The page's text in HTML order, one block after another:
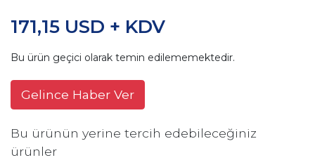
171,15 USD + KDV
Bu ürün geçici olarak temin edilememektedir.
Gelince Haber Ver
Bu ürünün yerine tercih edebileceğiniz
ürünler